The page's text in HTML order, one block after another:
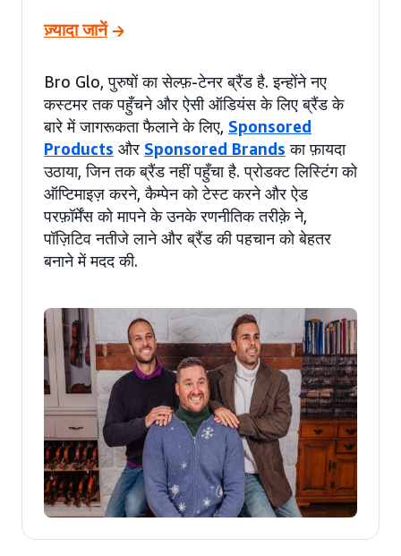
ज़्यादा जानें
Bro Glo, पुरुषों का सेल्फ़-टेनर ब्रैंड है. इन्होंने नए
कस्टमर तक पहुँचने और ऐसी ऑडियंस के लिए ब्रैंड के
बारे में जागरूकता फैलाने के लिए, Sponsored
Products और Sponsored Brands का फ़ायदा
उठाया, जिन तक ब्रैंड नहीं पहुँचा है. प्रोडक्ट लिस्टिंग को
ऑप्टिमाइज़ करने, कैम्पेन को टेस्ट करने और ऐड
परफ़ॉर्मेंस को मापने के उनके रणनीतिक तरीक़े ने,
पॉज़िटिव नतीजे लाने और ब्रैंड की पहचान को बेहतर
बनाने में मदद की.